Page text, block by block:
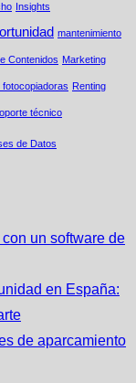
Insights
mantenimiento
Contenidos Marketing
Renting
técnico
de Datos
un software de
en España:
de aparcamiento